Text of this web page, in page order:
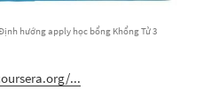
hướng apply học bổng Khổng Tử 3
...